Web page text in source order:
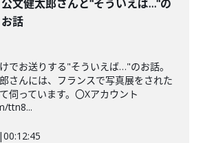
公文健太郎さんと"そういえば…"の
お話
でお送りする"そういえば…"のお話。
さんには、フランスで写真展をされた
伺っています。〇Xアカウント
ttn8...
|00:12:45